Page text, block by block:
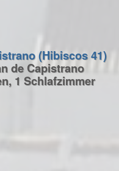
(Hibiscos 41)
de Capistrano
1 Schlafzimmer